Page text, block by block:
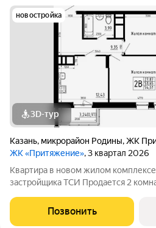
новостройка
3D-тур
Казань, микрорайон Родины,ЖК
ЖК «Притяжение», 3 квартал 2026
Квартира в новом жилом
застройщика ТСИ Продается 2
дома. О КОМПЛЕКСЕ ЖК «Притяжение» это
эстетика в каждом метре. Четыре
Позвонить